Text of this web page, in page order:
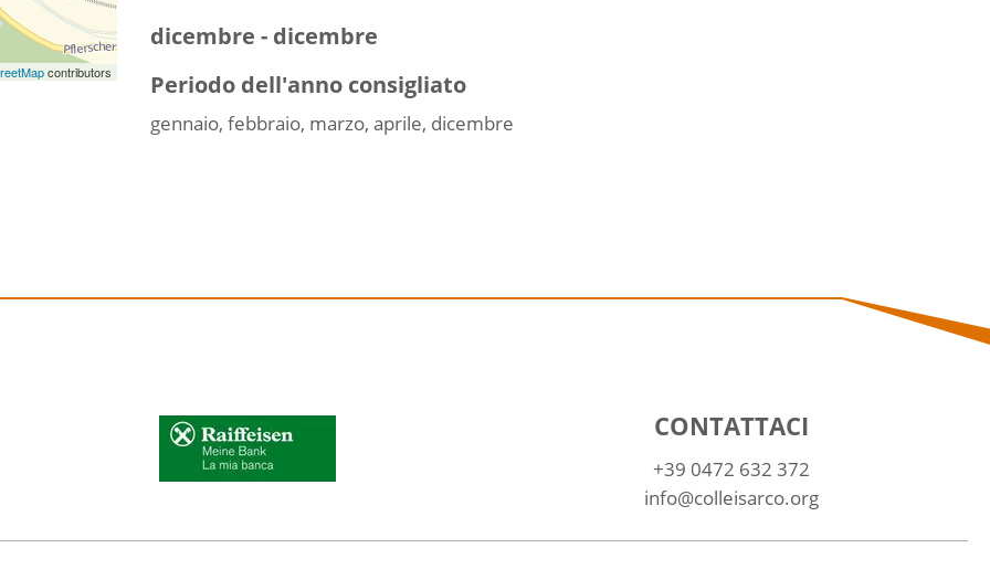
contributors
dicembre - dicembre
Periodo dell'anno consigliato
gennaio, febbraio, marzo, aprile, dicembre
CONTATTACI
+39 0472 632 372
info@colleisarco.org